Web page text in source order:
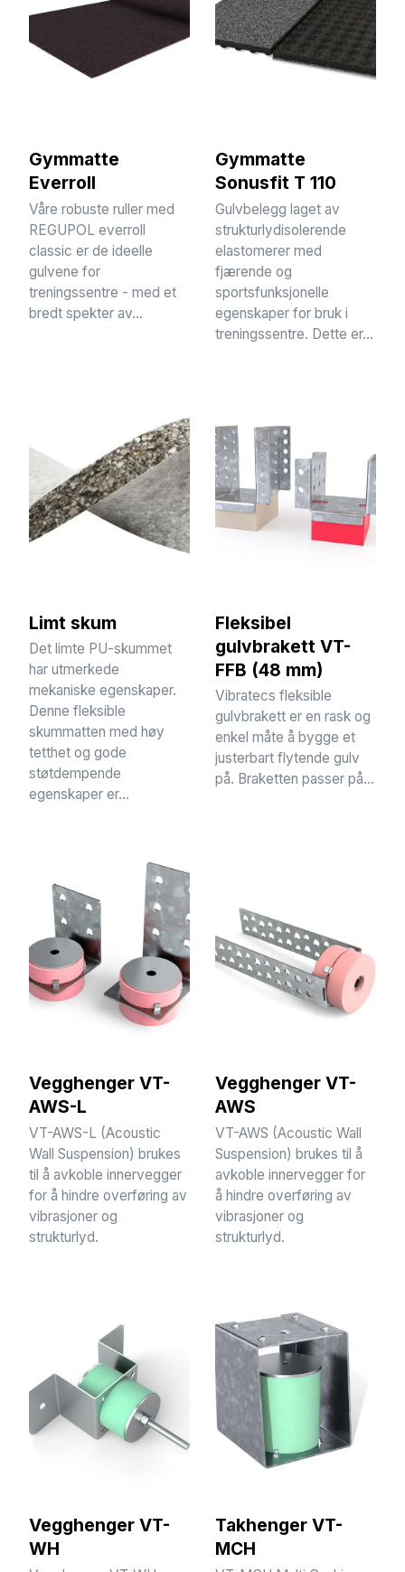
Gymmatte
Everroll
Våre robuste ruller med
REGUPOL everroll
classic er de ideelle
gulvene for
treningssentre - med et
bredt spekter av...
Gymmatte
Sonusfit T 110
Gulvbelegg laget av
strukturlydisolerende
elastomerer med
fjærende og
sportsfunksjonelle
egenskaper for bruk i
treningssentre. Dette er...
Limt skum
Det limte PU-skummet
har utmerkede
mekaniske egenskaper.
Denne fleksible
skummatten med høy
tetthet og gode
støtdempende
egenskaper er...
Fleksibel
gulvbrakett VT-
FFB (48 mm)
Vibratecs fleksible
gulvbrakett er en rask og
enkel måte å bygge et
justerbart flytende gulv
på. Braketten passer på...
Vegghenger VT-
AWS-L
VT-AWS-L (Acoustic
Wall Suspension) brukes
til å avkoble innervegger
for å hindre overføring av
vibrasjoner og
strukturlyd.
Vegghenger VT-
AWS
VT-AWS (Acoustic Wall
Suspension) brukes til å
avkoble innervegger for
å hindre overføring av
vibrasjoner og
strukturlyd.
Vegghenger VT-
WH
Takhenger VT-
MCH